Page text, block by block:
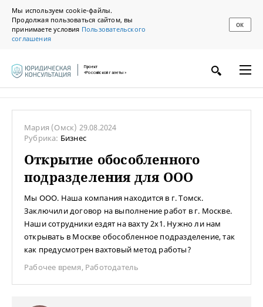
Мы используем cookie-файлы.
Продолжая пользоваться сайтом, вы
принимаете условия Пользовательского
соглашения
ОК
Проект
«Российской газеты»
Мария (Омск) 29.08.2024
Рубрика: Бизнес
Открытие обособленного
подразделения для ООО
Мы ООО. Наша компания находится в г. Томск.
Заключили договор на выполнение работ в г. Москве.
Наши сотрудники ездят на вахту 2х1. Нужно ли нам
открывать в Москве обособленное подразделение, так
как предусмотрен вахтовый метод работы?
Рабочее время, Работодатель